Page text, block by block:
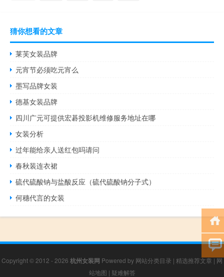
猜你想看的文章
莱芙女装品牌
元宵节必须吃元宵么
墨写品牌女装
德基女装品牌
四川广元可提供宏碁投影机维修服务地址在哪
女装分析
过年能给亲人送红包吗请问
春秋装连衣裙
硫代硫酸钠与盐酸反应（硫代硫酸钠分子式）
何穗代言的女装
Copyright © 2012 - 2026 杭州女装网 Powered by 网站分类目录 | 精选推荐文章|网
站地图 | 疑难解答